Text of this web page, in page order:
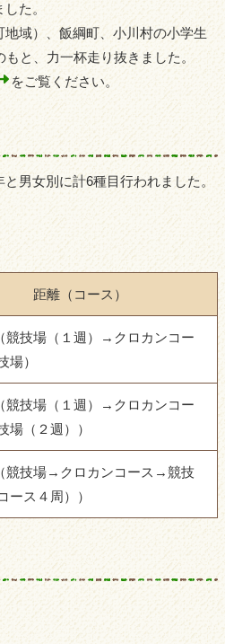
した。
域）、飯綱町、小川村の小学生
もと、力一杯走り抜きました。
をご覧ください。
男女別に計6種目行われました。
距離（コース）
競技場（１週）→クロカンコー
場）
競技場（１週）→クロカンコー
場（２週））
競技場→クロカンコース→競技
ース４周））